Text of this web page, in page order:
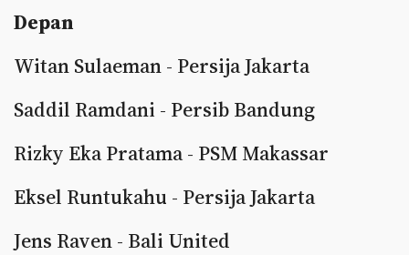
Depan
Witan Sulaeman - Persija Jakarta
Saddil Ramdani - Persib Bandung
Rizky Eka Pratama - PSM Makassar
Eksel Runtukahu - Persija Jakarta
Jens Raven - Bali United